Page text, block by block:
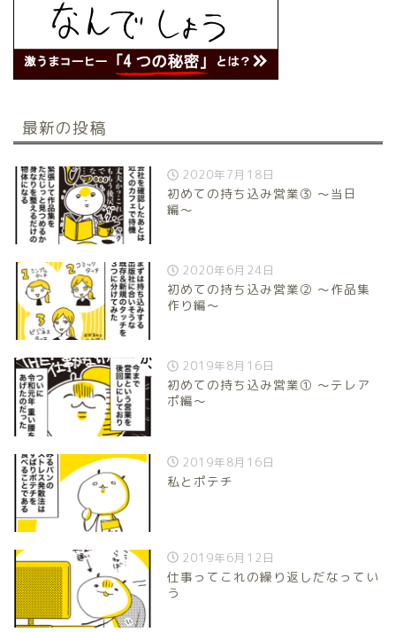
最新の投稿
2020年7月18日
初めての持ち込み営業③ 〜当日
編〜
2020年6月24日
初めての持ち込み営業② 〜作品集
作り編〜
2019年8月16日
初めての持ち込み営業① 〜テレア
ポ編〜
2019年8月16日
私とポテチ
2019年6月12日
仕事ってこれの繰り返しだなってい
う